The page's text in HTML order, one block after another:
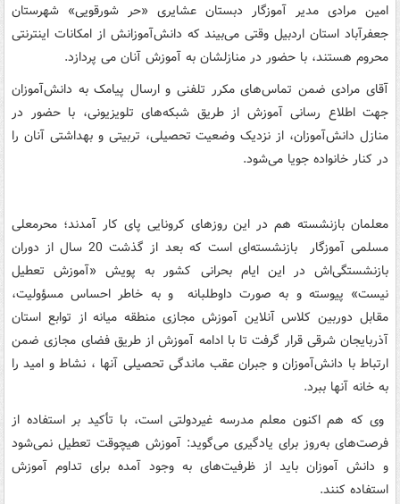
امین مرادی مدیر آموزگار دبستان عشایری «حر شورقویی» شهرستان
جعفرآباد استان اردبیل وقتی می‌بیند که دانش‌آموزانش از امکانات اینترنتی
محروم هستند، با حضور در منازلشان به آموزش آنان می پردازد.
آقای مرادی ضمن تماس‌های مکرر تلفنی و ارسال پیامک به دانش‌آموزان
جهت اطلاع رسانی آموزش از طریق شبکه‌های تلویزیونی، با حضور در
منازل دانش‌آموزان، از نزدیک وضعیت تحصیلی، تربیتی و بهداشتی آنان را
در کنار خانواده جویا می‌شود.
معلمان بازنشسته هم در این روزهای کرونایی پای کار آمدند؛ محرمعلی
مسلمی آموزگار بازنشسته‌ای است که بعد از گذشت 20 سال از دوران
بازنشستگی‌اش در این ایام بحرانی کشور به پویش «آموزش تعطیل
نیست» پیوسته و به صورت داوطلبانه و به خاطر احساس مسؤولیت،
مقابل دوربین کلاس آنلاین آموزش مجازی منطقه میانه از توابع استان
آذربایجان شرقی قرار گرفت تا با ادامه آموزش از طریق فضای مجازی ضمن
ارتباط با دانش‌آموزان و جبران عقب ماندگی تحصیلی آنها ، نشاط و امید را
به خانه آنها ببرد.
وی که هم اکنون معلم مدرسه غیردولتی است، با تأکید بر استفاده از
فرصت‌های به‌روز برای یادگیری می‌گوید: آموزش هیچوقت تعطیل نمی‌شود
و دانش آموزان باید از ظرفیت‌های به وجود آمده برای تداوم آموزش
استفاده کنند.